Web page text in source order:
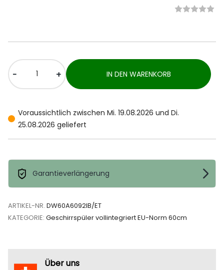
- + IN DEN WARENKORB
Voraussichtlich zwischen Mi. 19.08.2026 und Di.
25.08.2026 geliefert
Garantieverlängerung
ARTIKEL-NR. DW60A6092IB/ET
KATEGORIE: Geschirrspüler vollintegriert EU-Norm 60cm
Über uns